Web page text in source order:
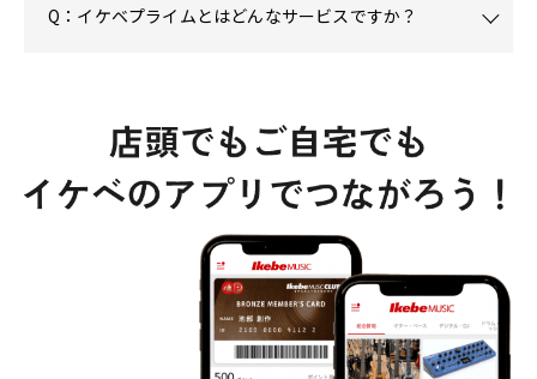
Q：イケベプライムとはどんなサービスですか？